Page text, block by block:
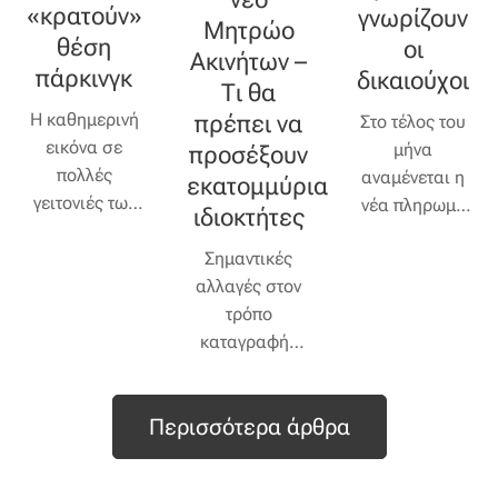
νέα γυαλιά,
τότε υπάρχει
πιθανότητα να
καλυφθεί
μεγάλο μέρος
της αγοράς
σου.
ληξιπρόθεσμων
οφειλών τους.
«κρατούν»
θέση
πάρκινγκ
Η καθημερινή
εικόνα σε
πολλές
γειτονιές των
«φυλάνε» μια
στάθμευσης,
Μητρώο
Ακινήτων –
Τι θα
πρέπει να
προσέξουν
εκατομμύρια
ιδιοκτήτες
Σημαντικές
αλλαγές στον
τρόπο
καταγραφής
ακίνητης
περιουσίας
γνωρίζουν
οι
δικαιούχοι
Στο τέλος του
μήνα
αναμένεται η
νέα πληρωμή
καταβολή των
παροχών στους
Περισσότερα άρθρα